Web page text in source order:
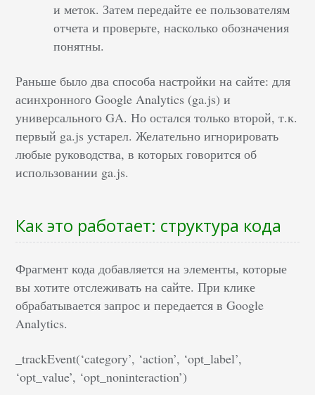
и меток. Затем передайте ее пользователям
отчета и проверьте, насколько обозначения
понятны.
Раньше было два способа настройки на сайте: для
асинхронного Google Analytics (ga.js) и
универсального GA. Но остался только второй, т.к.
первый ga.js устарел. Желательно игнорировать
любые руководства, в которых говорится об
использовании ga.js.
Как это работает: структура кода
Фрагмент кода добавляется на элементы, которые
вы хотите отслеживать на сайте. При клике
обрабатывается запрос и передается в Google
Analytics.
_trackEvent(‘category’, ‘action’, ‘opt_label’,
‘opt_value’, ‘opt_noninteraction’)